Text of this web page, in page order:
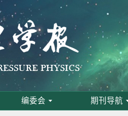
编委会 期刊导航
招募启事